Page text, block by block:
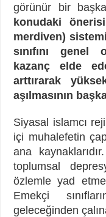
görünür bir
konudaki
merdiven)
sınıfını genel
kazanç elde
arttırarak
aşılmasının
Siyasal islamcı
içi muhalefetin
ana
toplumsal
özlemle yad
Emekçi
geleceğinden